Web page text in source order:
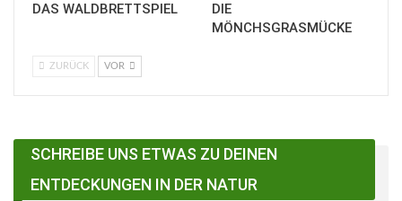
DAS WALDBRETTSPIEL
DIE
MÖNCHSGRASMÜCKE
ZURÜCK VOR
SCHREIBE UNS ETWAS ZU DEINEN
ENTDECKUNGEN IN DER NATUR